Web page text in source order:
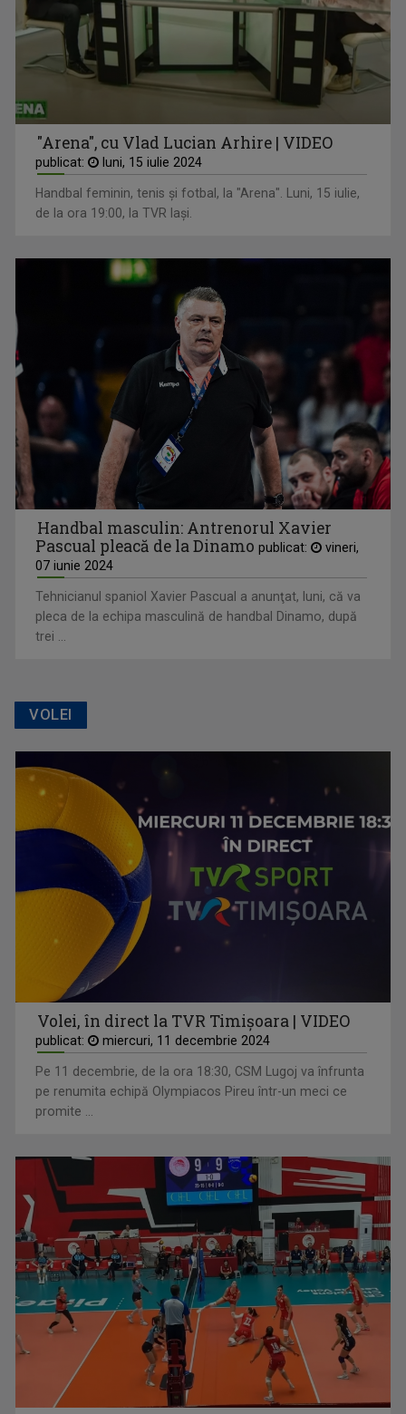
"Arena", cu Vlad Lucian Arhire | VIDEO
publicat: luni, 15 iulie 2024
Handbal feminin, tenis și fotbal, la "Arena". Luni, 15 iulie,
de la ora 19:00, la TVR Iași.
Handbal masculin: Antrenorul Xavier
Pascual pleacă de la Dinamo publicat:
vineri,
07 iunie 2024
Tehnicianul spaniol Xavier Pascual a anunţat, luni, că va
pleca de la echipa masculină de handbal Dinamo, după
trei ...
VOLEI
Volei, în direct la TVR Timișoara | VIDEO
publicat: miercuri, 11 decembrie 2024
Pe 11 decembrie, de la ora 18:30, CSM Lugoj va înfrunta
pe renumita echipă Olympiacos Pireu într-un meci ce
promite ...